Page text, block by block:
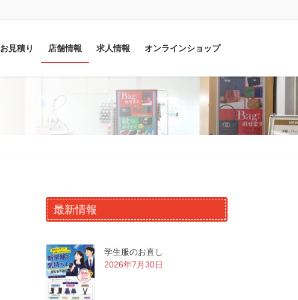
お見積り 店舗情報 求人情報 オンラインショップ
最新情報
学生服のお直し
2026年7月30日